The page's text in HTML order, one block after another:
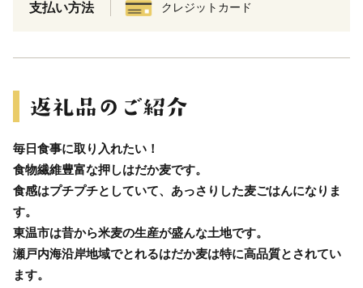
支払い方法 クレジットカード
毎日食事に取り入れたい！
食物繊維豊富な押しはだか麦です。
食感はプチプチとしていて、あっさりした麦ごはんになりま
す。
東温市は昔から米麦の生産が盛んな土地です。
瀬戸内海沿岸地域でとれるはだか麦は特に高品質とされてい
ます。